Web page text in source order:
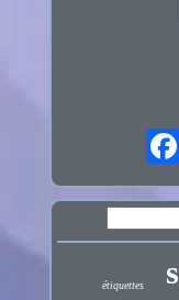
étiquettes